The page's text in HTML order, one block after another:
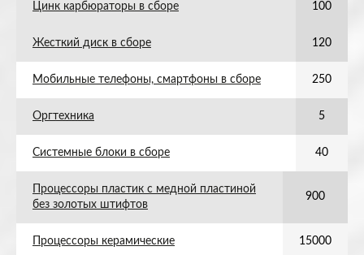
Цинк карбюраторы в сборе 100
Жесткий диск в сборе 120
Мобильные телефоны, смартфоны в сборе 250
Оргтехника 5
Системные блоки в сборе 40
Процессоры пластик с медной пластиной
без золотых штифтов
900
Процессоры керамические 15000